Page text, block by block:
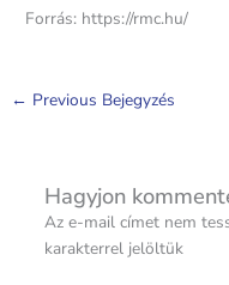
Forrás: https://rmc.hu/
← Previous Bejegyzés
Hagyjon
Az e-mail címet nem
karakterrel jelöltük